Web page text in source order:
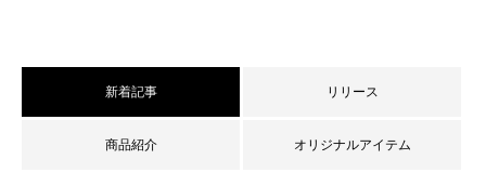
新着記事 リリース
商品紹介 オリジナルアイテム